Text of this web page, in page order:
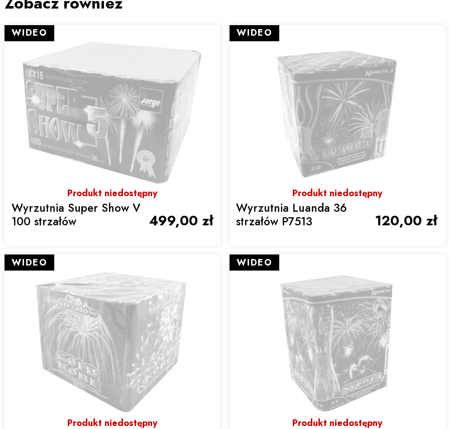
Produkt niedostępny
Wyrzutnia Super Show V
100 strzałów
499,00 zł
WIDEO
Produkt niedostępny
Wyrzutnia Luanda 36
strzałów P7513
120,00 zł
WIDEO
Produkt niedostępny
WIDEO
Produkt niedostępny
WIDEO